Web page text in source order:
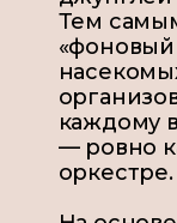
Тем
каждому
— ровно
оркестре.